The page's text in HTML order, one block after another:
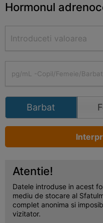
Hormonul
Barbat
Atentie!
Datele introduse in acest
mediu de stocare al
complet anonima si
vizitator.